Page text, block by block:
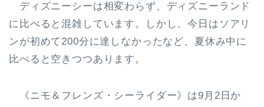
ディズニーシーは相変わらず、ディズニーランド
に比べると混雑しています。しかし、今日はソアリ
ンが初めて200分に達しなかったなど、夏休み中に
比べると空きつつあります。
《ニモ＆フレンズ・シーライダー》は9月2日か